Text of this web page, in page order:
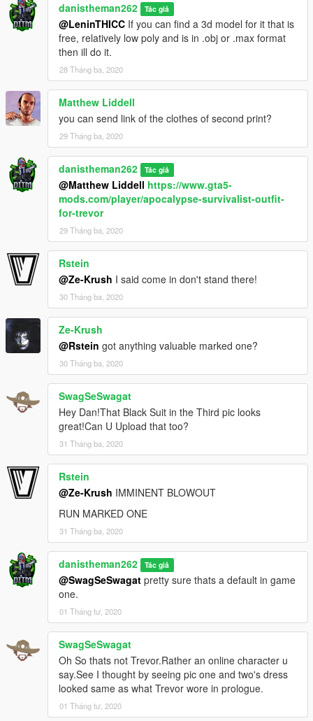
danistheman262 Tác giả
@LeninTHICC If you can find a 3d model for it that is
free, relatively low poly and is in .obj or .max format
then ill do it.
28 Tháng ba, 2020
Matthew Liddell
you can send link of the clothes of second print?
29 Tháng ba, 2020
danistheman262 Tác giả
@Matthew Liddell https://www.gta5-
mods.com/player/apocalypse-survivalist-outfit-
for-trevor
29 Tháng ba, 2020
Rstein
@Ze-Krush I said come in don't stand there!
30 Tháng ba, 2020
Ze-Krush
@Rstein got anything valuable marked one?
30 Tháng ba, 2020
SwagSeSwagat
Hey Dan!That Black Suit in the Third pic looks
great!Can U Upload that too?
31 Tháng ba, 2020
Rstein
@Ze-Krush IMMINENT BLOWOUT
RUN MARKED ONE
31 Tháng ba, 2020
danistheman262 Tác giả
@SwagSeSwagat pretty sure thats a default in game
one.
01 Tháng tư, 2020
SwagSeSwagat
Oh So thats not Trevor.Rather an online character u
say.See I thought by seeing pic one and two's dress
looked same as what Trevor wore in prologue.
01 Tháng tư, 2020